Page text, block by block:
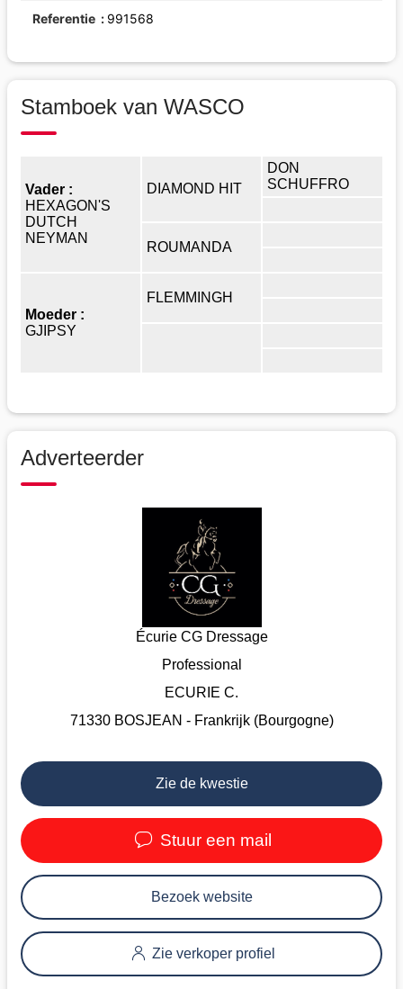
Referentie 991568
Stamboek van WASCO
Vader :
HEXAGON'S
DUTCH
NEYMAN
DIAMOND HIT
DON
SCHUFFRO
ROUMANDA
Moeder :
GJIPSY
FLEMMINGH
Adverteerder
Écurie CG Dressage
Professional
ECURIE C.
71330 BOSJEAN - Frankrijk (Bourgogne)
Zie de kwestie
Stuur een mail
Bezoek website
Zie verkoper profiel